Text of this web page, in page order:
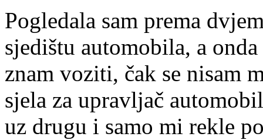
Pogledala sam prema
sjedištu automobila, a
znam voziti, čak se nisam
sjela za upravljač
uz drugu i samo mi rekle